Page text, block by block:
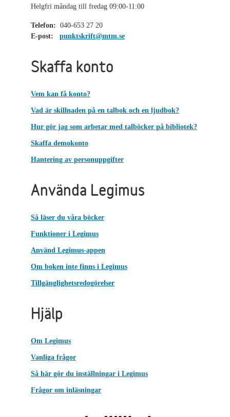
Helgfri måndag till fredag 09:00-11:00
Telefon: 040-653 27 20
E-post:
punktskrift@mtm.se
Skaffa konto
Vem kan få konto?
Vad är skillnaden på en talbok och en ljudbok?
Hur gör jag som arbetar med talböcker på bibliotek?
Skaffa demokonto
Hantering av personuppgifter
Använda Legimus
Så läser du våra böcker
Funktioner i Legimus
Använd Legimus-appen
Om boken inte finns i Legimus
Tillgänglighetsredogörelser
Hjälp
Om Legimus
Vanliga frågor
Så här gör du inställningar i Legimus
Frågor om inläsningar